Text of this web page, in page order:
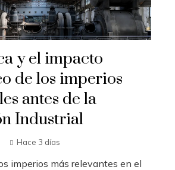
y el impacto
de los imperios
antes de la
Industrial
Hace 3 días
imperios más relevantes en el